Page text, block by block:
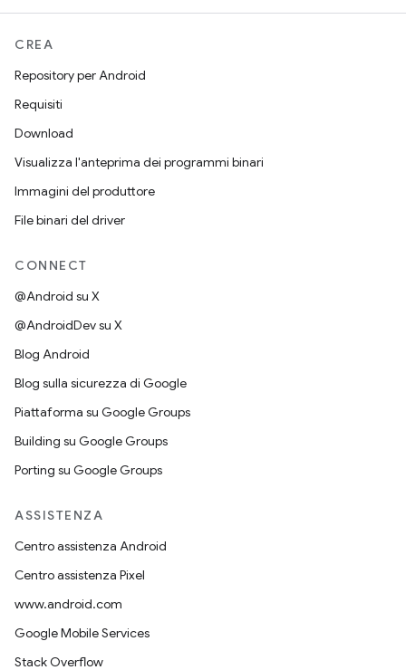
CREA
Repository per Android
Requisiti
Download
Visualizza l'anteprima dei programmi binari
Immagini del produttore
File binari del driver
CONNECT
@Android su X
@AndroidDev su X
Blog Android
Blog sulla sicurezza di Google
Piattaforma su Google Groups
Building su Google Groups
Porting su Google Groups
ASSISTENZA
Centro assistenza Android
Centro assistenza Pixel
www.android.com
Google Mobile Services
Stack Overflow